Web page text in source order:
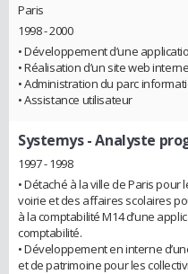
Paris
1998 - 2000
• Développement d’une
• Réalisation d’un site web
• Administration du parc
• Assistance utilisateur
Systemys- Analyste
1997 - 1998
• Détaché à la ville de Paris pour
voirie et des affaires scolaires
à la comptabilité M14 d’une
comptabilité.
• Développement en interne
et de patrimoine pour les